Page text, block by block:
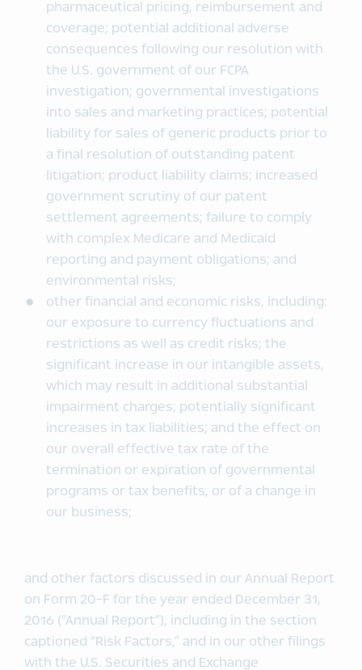
pharmaceutical pricing, reimbursement and
coverage; potential additional adverse
consequences following our resolution with
the U.S. government of our FCPA
investigation; governmental investigations
into sales and marketing practices; potential
liability for sales of generic products prior to
a final resolution of outstanding patent
litigation; product liability claims; increased
government scrutiny of our patent
settlement agreements; failure to comply
with complex Medicare and Medicaid
reporting and payment obligations; and
environmental risks;
other financial and economic risks, including:
our exposure to currency fluctuations and
restrictions as well as credit risks; the
significant increase in our intangible assets,
which may result in additional substantial
impairment charges; potentially significant
increases in tax liabilities; and the effect on
our overall effective tax rate of the
termination or expiration of governmental
programs or tax benefits, or of a change in
our business;
and other factors discussed in our Annual Report
on Form 20-F for the year ended December 31,
2016 (“Annual Report”), including in the section
captioned “Risk Factors,” and in our other filings
with the U.S. Securities and Exchange